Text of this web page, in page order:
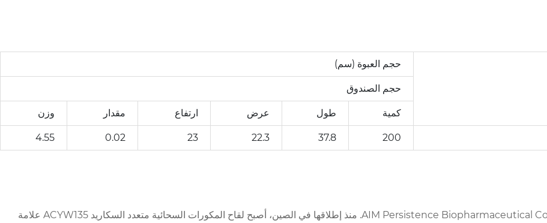
حجم العبوة (سم)
حجم الصندوق
كمية طول عرض ارتفاع مقدار وزن
200
37.8
22.3
23
0.02
4.55
Xinrcong® هي علامة تجارية أساسية للقاحات تابعة لشركة AIM Persistence Biopharmaceutical Co., Ltd. منذ إطلاقها في الصين، أصبح لقاح المكورات السحائية متعدد السكاريد ACYW135 علامة